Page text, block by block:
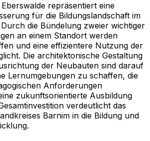
repräsentiert eine
für die Bildungslandschaft im
die Bündelung zweier wichtiger
an einem Standort werden
und eine effizientere Nutzung der
Die architektonische Gestaltung
der Neubauten sind darauf
Lernumgebungen zu schaffen, die
Anforderungen
zukunftsorientierte Ausbildung
verdeutlicht das
Barnim in die Bildung und